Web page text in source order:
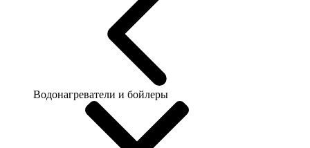
Водонагреватели и бойлеры